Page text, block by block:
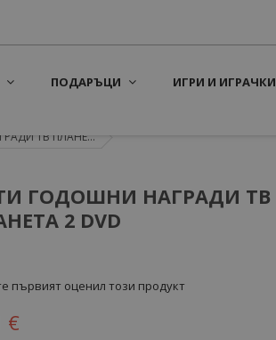
ПОДАРЪЦИ ИГРИ И ИГРАЧКИ
ТВ ПЛАНЕ...
ГОДОШНИ НАГРАДИ ТВ
2 DVD
първият оценил този продукт
€